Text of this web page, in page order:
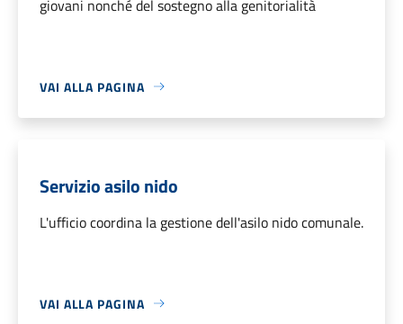
giovani nonché del sostegno alla genitorialità
VAI ALLA PAGINA
Servizio asilo nido
L'ufficio coordina la gestione dell'asilo nido comunale.
VAI ALLA PAGINA